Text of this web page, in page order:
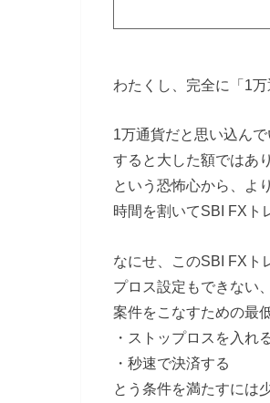
わたくし、完全に「1
1万通貨だと思い込ん
すると大した額ではあ
という恐怖心から、よ
時間を割いてSBI FXト
なにせ、このSBI FXト
プロス設定もできない
案件をこなすための最
・ストップロスを入れ
・秒速で決済する
とう条件を満たすには